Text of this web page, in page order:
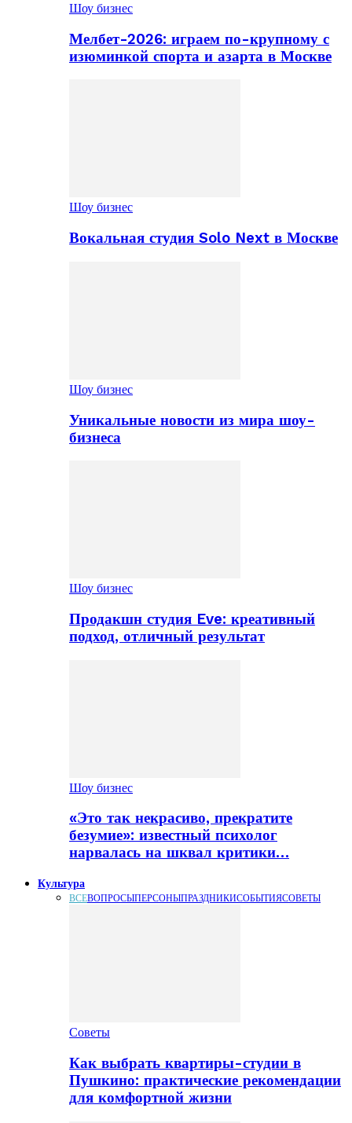
Шоу бизнес
Мелбет-2026: играем по-крупному с
изюминкой спорта и азарта в Москве
Шоу бизнес
Вокальная студия Solo Next в Москве
Шоу бизнес
Уникальные новости из мира шоу-
бизнеса
Шоу бизнес
Продакшн студия Eve: креативный
подход, отличный результат
Шоу бизнес
«Это так некрасиво, прекратите
безумие»: известный психолог
нарвалась на шквал критики…
Культура
ВСЕВОПРОСЫПЕРСОНЫПРАЗДНИКИСОБЫТИЯСОВЕТЫ
Советы
Как выбрать квартиры-студии в
Пушкино: практические рекомендации
для комфортной жизни